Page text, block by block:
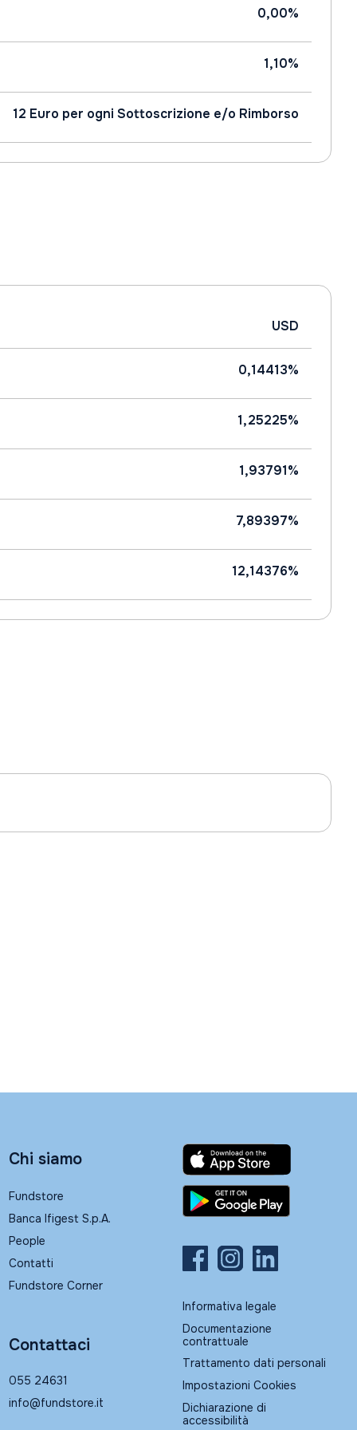
0,00%
1,10%
12 Euro per ogni Sottoscrizione e/o Rimborso
USD
0,14413%
1,25225%
1,93791%
7,89397%
12,14376%
Chi siamo
Fundstore
Banca Ifigest S.p.A.
People
Contatti
Fundstore Corner
Contattaci
055 24631
info@fundstore.it
Informativa legale
Documentazione
contrattuale
Trattamento dati personali
Impostazioni Cookies
Dichiarazione di
accessibilità